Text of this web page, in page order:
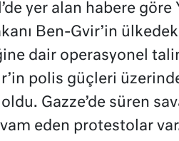
yer alan habere
Ben-Gvir’in
dair operasyonel
polis güçleri
oldu. Gazze’de süren
eden protestolar